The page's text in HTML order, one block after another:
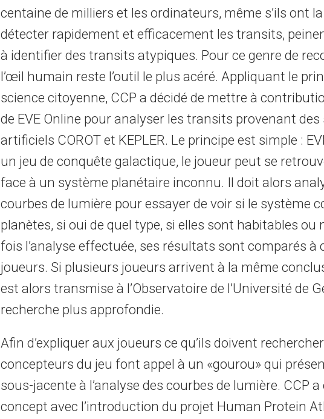
centaine de milliers et les ordinateurs, même s’ils ont
détecter rapidement et efficacement les transits,
à identifier des transits atypiques. Pour ce genre de
l’œil humain reste l’outil le plus acéré. Appliquant le
science citoyenne, CCP a décidé de mettre à
de EVE Online pour analyser les transits provenant
artificiels COROT et KEPLER. Le principe est simple :
un jeu de conquête galactique, le joueur peut se
face à un système planétaire inconnu. Il doit alors
courbes de lumière pour essayer de voir si le système
planètes, si oui de quel type, si elles sont habitables ou
fois l’analyse effectuée, ses résultats sont comparés à
joueurs. Si plusieurs joueurs arrivent à la même
est alors transmise à l’Observatoire de l’Université de
recherche plus approfondie.
Afin d’expliquer aux joueurs ce qu’ils doivent
concepteurs du jeu font appel à un «gourou» qui
sous-jacente à l’analyse des courbes de lumière. CCP
concept avec l’introduction du projet Human Protein